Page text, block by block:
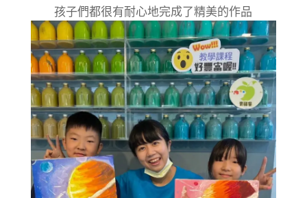
孩子們都很有耐心地完成了精美的作品